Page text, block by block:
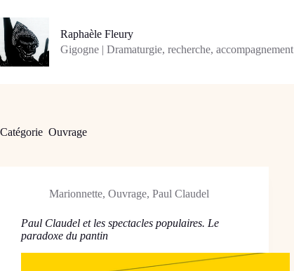
au
contenu
Raphaèle Fleury
Gigogne | Dramaturgie, recherche, accompagnement
Catégorie Ouvrage
Marionnette, Ouvrage, Paul Claudel
Paul Claudel et les spectacles populaires. Le
paradoxe du pantin